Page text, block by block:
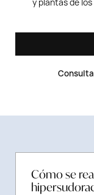
Cómo se